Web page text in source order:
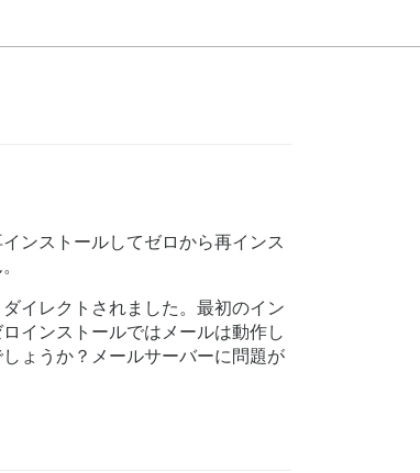
ンストールしてゼロから再インス
イレクトされました。最初のイン
インストールではメールは動作し
ょうか？メールサーバーに問題が